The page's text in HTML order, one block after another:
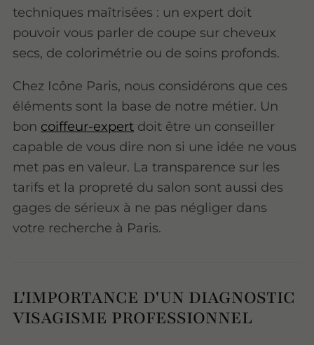
techniques maîtrisées : un expert doit
pouvoir vous parler de coupe sur cheveux
secs, de colorimétrie ou de soins profonds.
Chez Icône Paris, nous considérons que ces
éléments sont la base de notre métier. Un
bon coiffeur-expert doit être un conseiller
capable de vous dire non si une idée ne vous
met pas en valeur. La transparence sur les
tarifs et la propreté du salon sont aussi des
gages de sérieux à ne pas négliger dans
votre recherche à Paris.
L'IMPORTANCE D'UN DIAGNOSTIC
VISAGISME PROFESSIONNEL